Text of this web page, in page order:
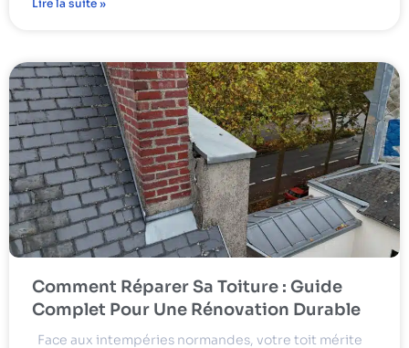
Lire la suite »
Comment Réparer Sa Toiture : Guide
Complet Pour Une Rénovation Durable
Face aux intempéries normandes, votre toit mérite